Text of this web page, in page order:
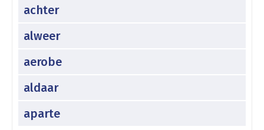
achter
alweer
aerobe
aldaar
aparte